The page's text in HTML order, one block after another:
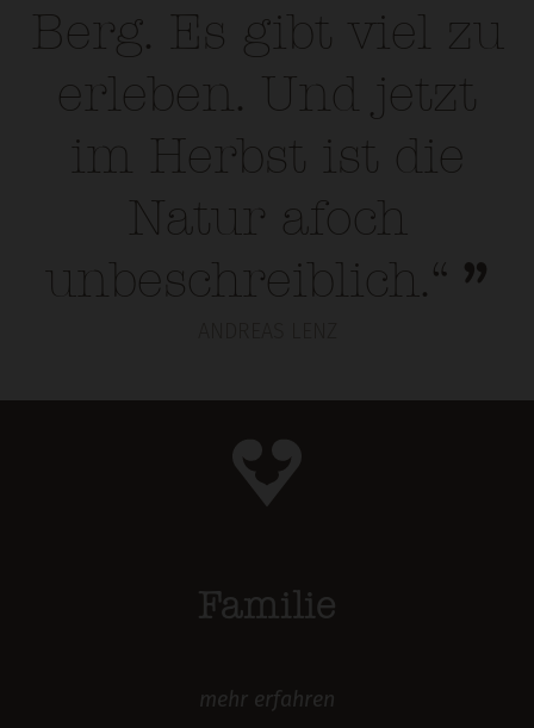
Berg. Es gibt viel zu
erleben. Und jetzt
im Herbst ist die
Natur afoch
unbeschreiblich.“
Familie
mehr erfahren